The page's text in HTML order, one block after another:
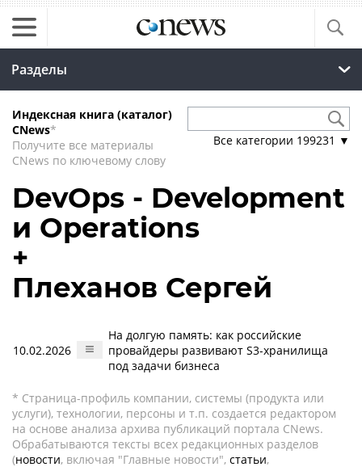
Разделы
Индексная книга (каталог)
CNews*
Получите все материалы
CNews по ключевому слову
Все категории 199231 ▼
DevOps - Development
и Operations
+
Плеханов Сергей
10.02.2026
На долгую память: как российские
провайдеры развивают S3-хранилища
под задачи бизнеса
* Страница-профиль компании, системы (продукта или
услуги), технологии, персоны и т.п. создается редактором
на основе анализа архива публикаций портала CNews.
Обрабатываются тексты всех редакционных разделов
(новости, включая "Главные новости", статьи,